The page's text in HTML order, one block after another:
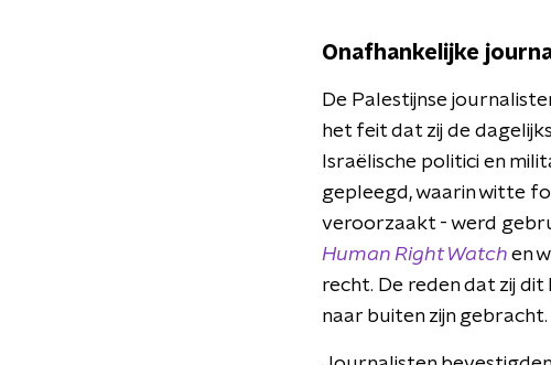
Onafhankelijke
De Palestijnse
het feit dat zij de
Israëlische politici en
gepleegd, waarin witte
veroorzaakt - werd
Human Right Watch en
recht. De reden dat zij
naar buiten zijn gebracht.